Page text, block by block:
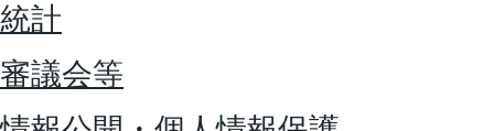
統計
審議会等